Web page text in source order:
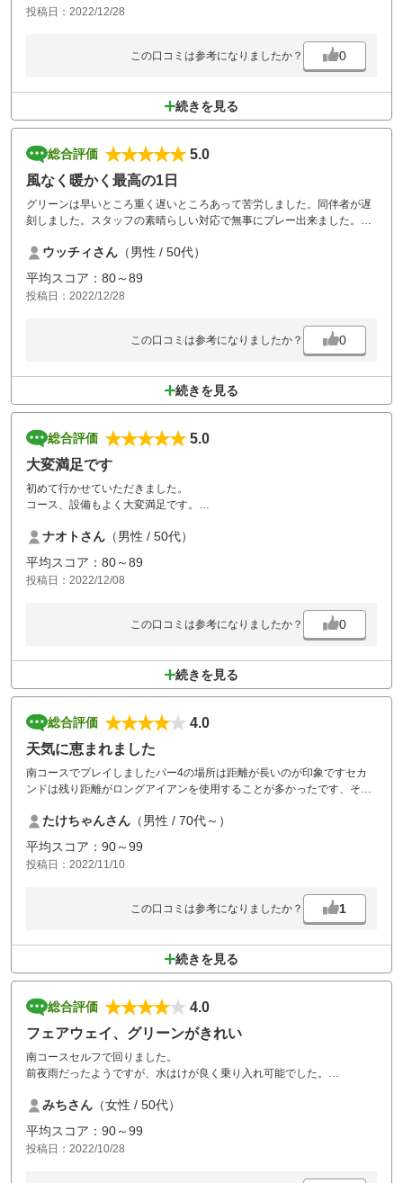
投稿日：2022/12/28
この口コミは参考になりましたか？ 0
続きを見る
総合評価
5.0
風なく暖かく最高の1日
グリーンは早いところ重く遅いところあって苦労しました。同伴者が遅
刻しました。スタッフの素晴らしい対応で無事にプレー出来ました。
ウッチィさん （男性 / 50代）
平均スコア：80～89
投稿日：2022/12/28
この口コミは参考になりましたか？ 0
続きを見る
総合評価
5.0
大変満足です
初めて行かせていただきました。
コース、設備もよく大変満足です。
仲間も満足してました。ありがとうございました。
また来年春に行きますので
ナオトさん （男性 / 50代）
平均スコア：80～89
投稿日：2022/12/08
この口コミは参考になりましたか？ 0
続きを見る
総合評価
4.0
天気に恵まれました
南コースでプレイしましたパー4の場所は距離が長いのが印象ですセカ
ンドは残り距離がロングアイアンを使用することが多かったです、その
セーブ出来なくなりボギー、ダブルボギーなどが出てしまいます、私と
しては難しかった印象です。機会があれば再チャレンジしたいと思いま
す
たけちゃんさん （男性 / 70代～）
平均スコア：90～99
投稿日：2022/11/10
この口コミは参考になりましたか？ 1
続きを見る
総合評価
4.0
フェアウェイ、グリーンがきれい
南コースセルフで回りました。
前夜雨だったようですが、水はけが良く乗り入れ可能でした。
す。
赤からプレーしたので、それほど難しくなく、白からだいぶ前にセッテ
ィングされていたので、女性には優しいですね。
2グリーンですが、大きめで油断大敵。
みちさん （女性 / 50代）
平均スコア：90～99
投稿日：2022/10/28